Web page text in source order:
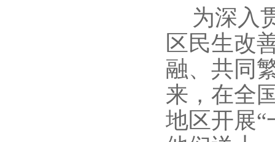
为深入
区民生改
融、共同
来，在全
地区开展“